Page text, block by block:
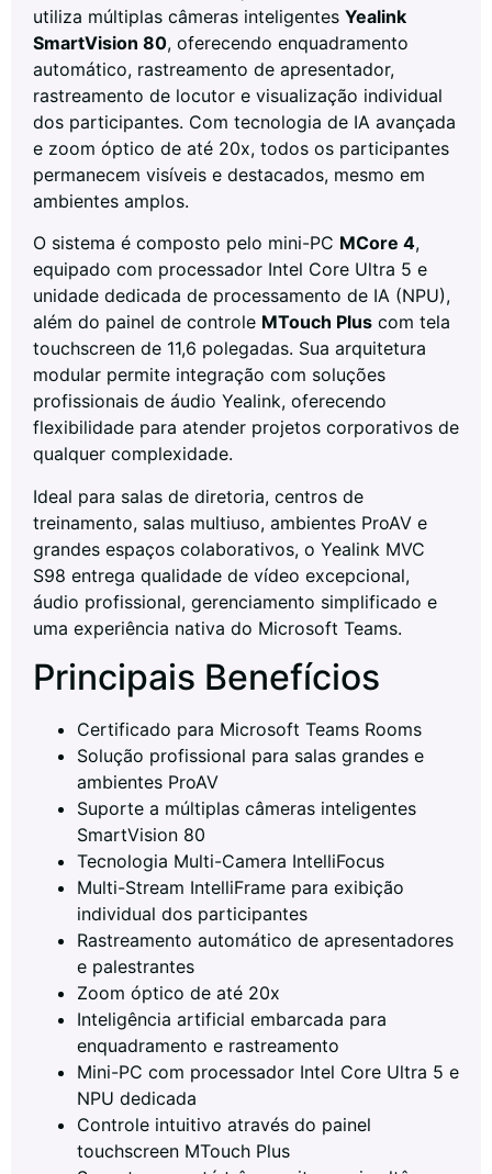
utiliza múltiplas câmeras inteligentes Yealink
SmartVision 80, oferecendo enquadramento
automático, rastreamento de apresentador,
rastreamento de locutor e visualização individual
dos participantes. Com tecnologia de IA avançada
e zoom óptico de até 20x, todos os participantes
permanecem visíveis e destacados, mesmo em
ambientes amplos.
O sistema é composto pelo mini-PC MCore 4,
equipado com processador Intel Core Ultra 5 e
unidade dedicada de processamento de IA (NPU),
além do painel de controle MTouch Plus com tela
touchscreen de 11,6 polegadas. Sua arquitetura
modular permite integração com soluções
profissionais de áudio Yealink, oferecendo
flexibilidade para atender projetos corporativos de
qualquer complexidade.
Ideal para salas de diretoria, centros de
treinamento, salas multiuso, ambientes ProAV e
grandes espaços colaborativos, o Yealink MVC
S98 entrega qualidade de vídeo excepcional,
áudio profissional, gerenciamento simplificado e
uma experiência nativa do Microsoft Teams.
Principais Benefícios
Certificado para Microsoft Teams Rooms
Solução profissional para salas grandes e
ambientes ProAV
Suporte a múltiplas câmeras inteligentes
SmartVision 80
Tecnologia Multi-Camera IntelliFocus
Multi-Stream IntelliFrame para exibição
individual dos participantes
Rastreamento automático de apresentadores
e palestrantes
Zoom óptico de até 20x
Inteligência artificial embarcada para
enquadramento e rastreamento
Mini-PC com processador Intel Core Ultra 5 e
NPU dedicada
Controle intuitivo através do painel
touchscreen MTouch Plus